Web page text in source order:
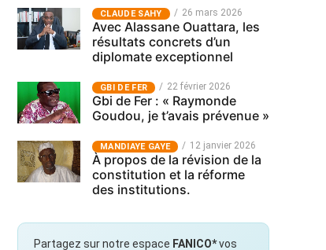
CLAUDE SAHY 26 mars 2026
Avec Alassane Ouattara, les
résultats concrets d’un
diplomate exceptionnel
GBI DE FER 22 février 2026
Gbi de Fer : « Raymonde
Goudou, je t’avais prévenue »
MANDIAYE GAYE 12 janvier 2026
À propos de la révision de la
constitution et la réforme
des institutions.
Partagez sur notre espace FANICO*vos